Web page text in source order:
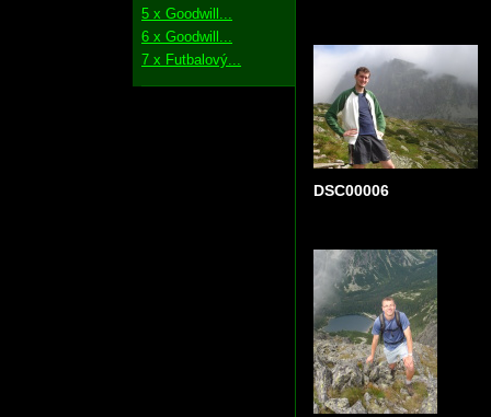
5 x Goodwill...
6 x Goodwill...
7 x Futbalový...
DSC00006